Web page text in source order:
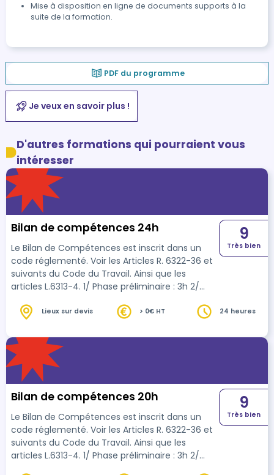
Mise à disposition en ligne de documents supports à la
suite de la formation.
PDF du programme
Je veux en savoir plus !
D'autres formations qui pourraient vous
intéresser
Bilan de compétences 24h
Le Bilan de Compétences est inscrit dans un
code réglementé. Voir les Articles R. 6322-36 et
suivants du Code du Travail. Ainsi que les
articles L.6313-4. 1/ Phase préliminaire : 3h 2/
3/Conclusion et suivi : 3h
9
Très bien
Lieux sur devis > 0€ HT 24 heures
Bilan de compétences 20h
Le Bilan de Compétences est inscrit dans un
code réglementé. Voir les Articles R. 6322-36 et
suivants du Code du Travail. Ainsi que les
articles L.6313-4. 1/ Phase préliminaire : 3h 2/
9
Très bien